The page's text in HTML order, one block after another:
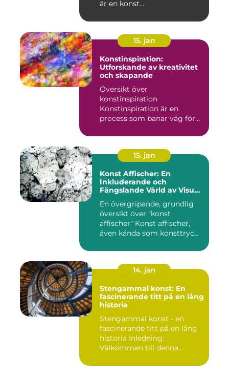
är en konst...
15. jan
Konstinspiration:
Utforskande av kreativitet
och skapande
Översikt över
konstinspiration
Konstinspiration är en
process som banar väg för
15. jan
Konst Affischer: En
Inkluderande och
Fängslande Värld av Visuell
En övergripande, grundlig
översikt över "konst
affischer" Konst affischer,
även kända som konsttryc...
14. jan
Stengammal konst: En
fascinerande titt på en lång
historia
Stengammal konst - en
fascinerande titt på en lång
historia Inledning:
Välkommen till denna